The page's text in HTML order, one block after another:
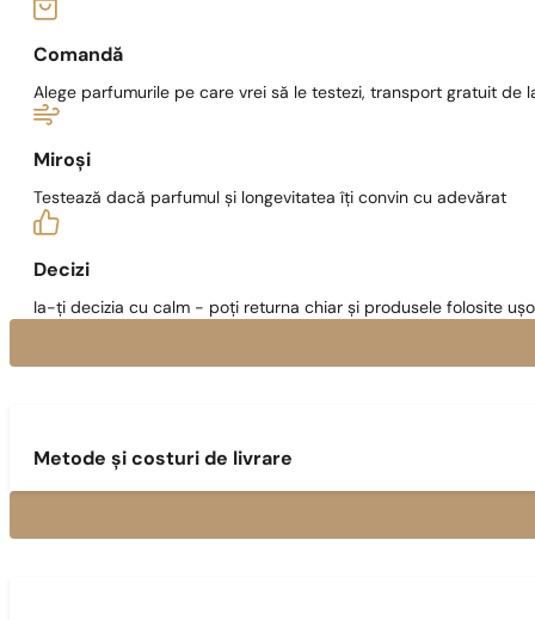
Comandă
Alege parfumurile pe care vrei să le testezi, transport gratuit de
Miroși
Testează dacă parfumul și longevitatea îți convin cu adevărat
Decizi
Ia-ți decizia cu calm - poți returna chiar și produsele folosite
Metode și costuri de livrare